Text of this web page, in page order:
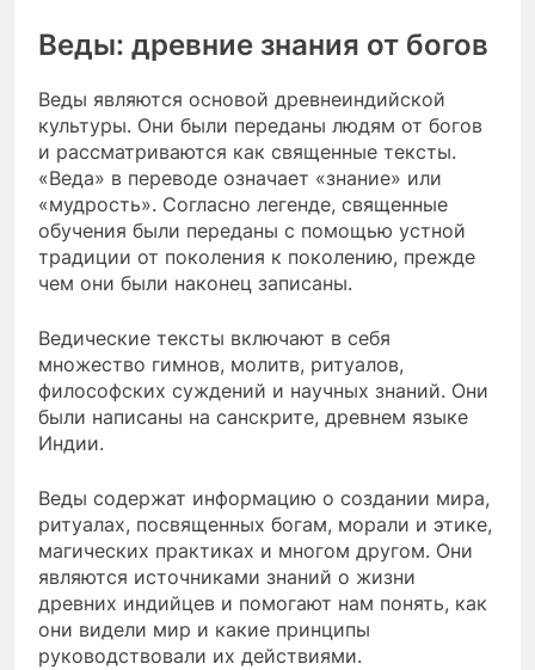
Веды: древние знания от богов
Веды являются основой древнеиндийской
культуры. Они были переданы людям от богов
и рассматриваются как священные тексты.
«Веда» в переводе означает «знание» или
«мудрость». Согласно легенде, священные
обучения были переданы с помощью устной
традиции от поколения к поколению, прежде
чем они были наконец записаны.
Ведические тексты включают в себя
множество гимнов, молитв, ритуалов,
философских суждений и научных знаний. Они
были написаны на санскрите, древнем языке
Индии.
Веды содержат информацию о создании мира,
ритуалах, посвященных богам, морали и этике,
магических практиках и многом другом. Они
являются источниками знаний о жизни
древних индийцев и помогают нам понять, как
они видели мир и какие принципы
руководствовали их действиями.